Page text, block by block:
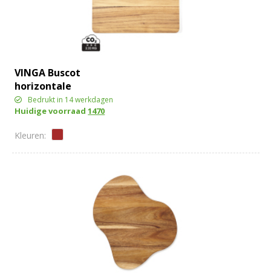
VINGA Buscot
horizontale
serveerplank
Bedrukt in 14 werkdagen
Huidige voorraad1470